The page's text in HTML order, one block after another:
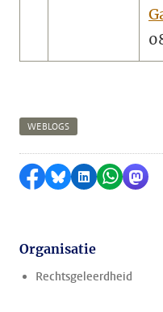
WEBLOGS
Delen op Facebook
Delen via Bluesky
Delen op
Delen
Organisatie
Rechtsgeleerdheid